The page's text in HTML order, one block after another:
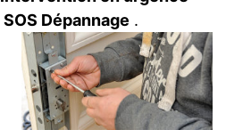
SOS Dépannage .